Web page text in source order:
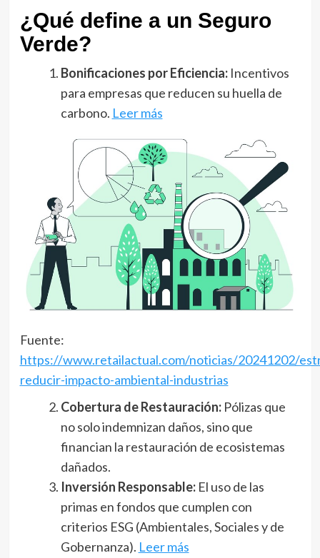
¿Qué define a un Seguro
Verde?
Bonificaciones por Eficiencia:Incentivos
para empresas que reducen su huella de
carbono. Leer más
Fuente:
https://www.retailactual.com/noticias/20241202/
reducir-impacto-ambiental-industrias
Cobertura de Restauración:Pólizas que
no solo indemnizan daños, sino que
financian la restauración de ecosistemas
dañados.
Inversión Responsable:El uso de las
primas en fondos que cumplen con
criterios ESG (Ambientales, Sociales y de
Gobernanza). Leer más